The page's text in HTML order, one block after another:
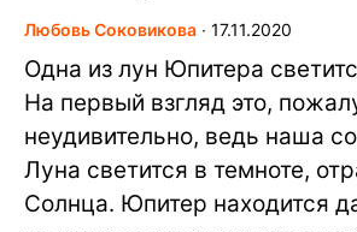
Любовь Соковикова ∙ 17.11.2020
Одна из лун Юпитера
На первый взгляд это,
неудивительно, ведь наша
Луна светится в темноте,
Солнца. Юпитер находится